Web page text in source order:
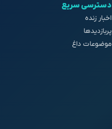
دسترسی سریع
اخبار زنده
پربازدیدها
موضوعات داغ